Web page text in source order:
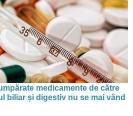
medicamente de către
biliar și digestiv nu se mai vând